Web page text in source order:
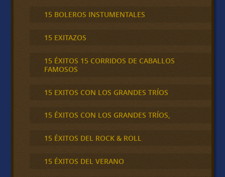
15 BOLEROS INSTUMENTALES
15 EXITAZOS
15 ÉXITOS 15 CORRIDOS DE CABALLOS
FAMOSOS
15 EXITOS CON LOS GRANDES TRÍOS
15 ÉXITOS CON LOS GRANDES TRÍOS,
15 ÉXITOS DEL ROCK & ROLL
15 ÉXITOS DEL VERANO